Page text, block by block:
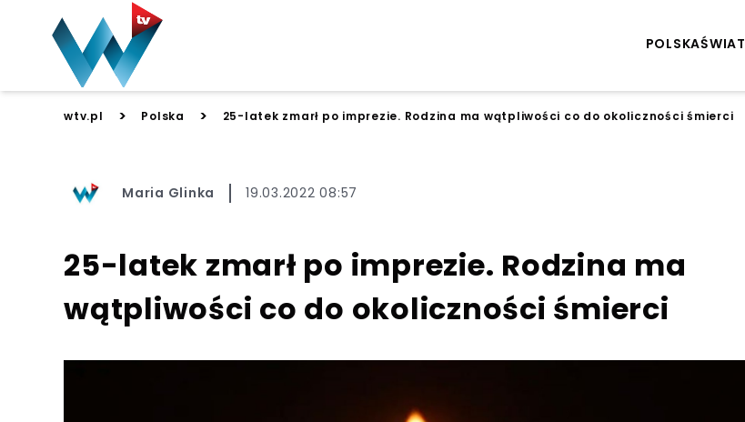
POLSKAŚWIAT
wtv.pl > Polska > 25-latek zmarł po imprezie. Rodzina ma wątpliwości co do okoliczności śmierci
Maria Glinka 19.03.2022 08:57
25-latek zmarł po imprezie. Rodzina ma
wątpliwości co do okoliczności śmierci